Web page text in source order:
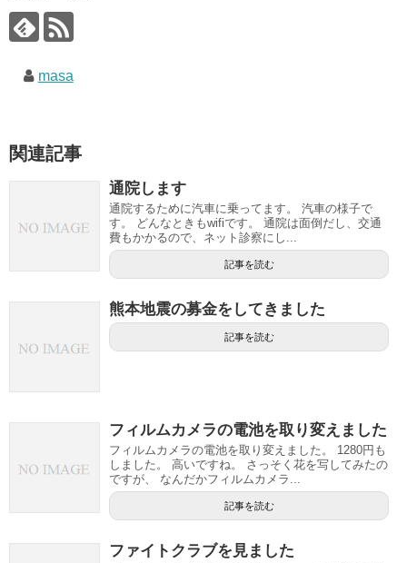
masa
関連記事
通院します
通院するために汽車に乗ってます。 汽車の様子で
す。 どんなときもwifiです。 通院は面倒だし、交通
費もかかるので、ネット診察にし...
記事を読む
熊本地震の募金をしてきました
記事を読む
フィルムカメラの電池を取り変えました
フィルムカメラの電池を取り変えました。 1280円も
しました。 高いですね。 さっそく花を写してみたの
ですが、 なんだかフィルムカメラ...
記事を読む
ファイトクラブを見ました